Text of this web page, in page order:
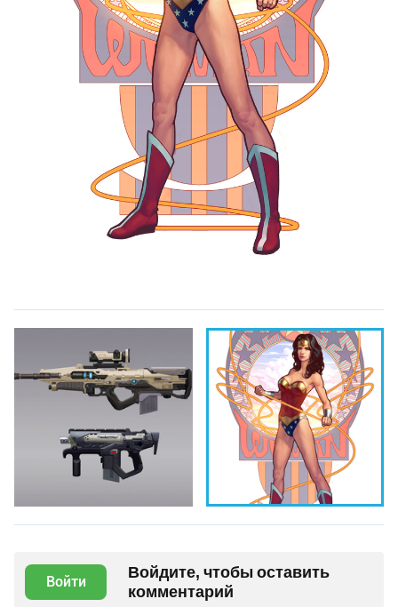
Войти
Войдите, чтобы оставить
комментарий